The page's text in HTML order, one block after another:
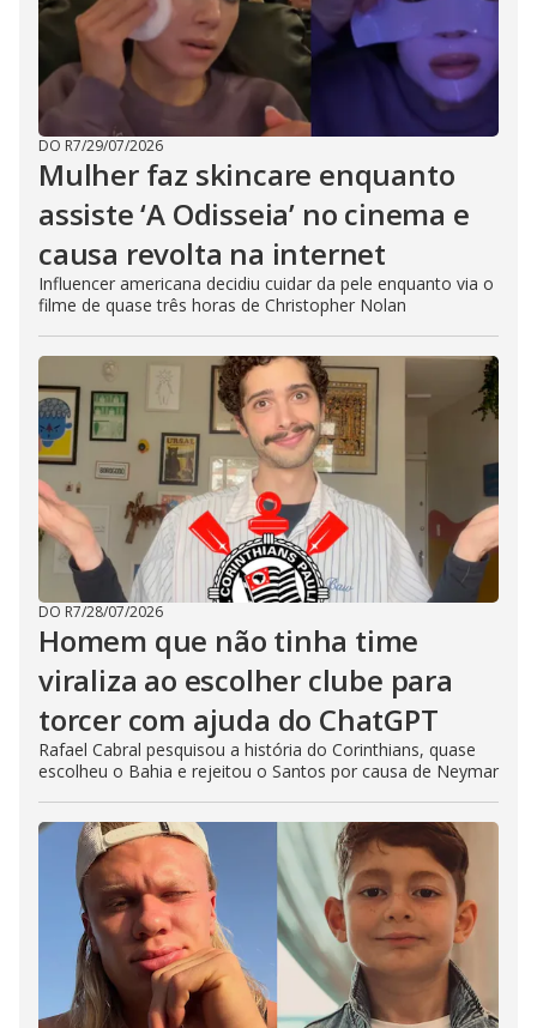
DO R7/29/07/2026
Mulher faz skincare enquanto
assiste ‘A Odisseia’ no cinema e
causa revolta na internet
Influencer americana decidiu cuidar da pele enquanto via o
filme de quase três horas de Christopher Nolan
DO R7/28/07/2026
Homem que não tinha time
viraliza ao escolher clube para
torcer com ajuda do ChatGPT
Rafael Cabral pesquisou a história do Corinthians, quase
escolheu o Bahia e rejeitou o Santos por causa de Neymar